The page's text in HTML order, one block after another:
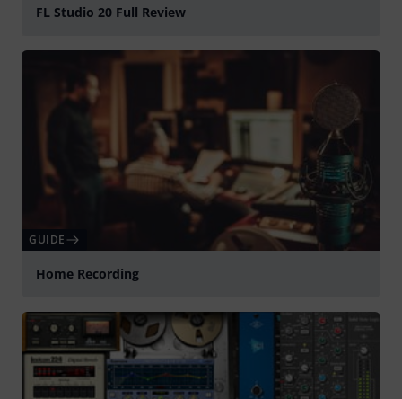
FL Studio 20 Full Review
GUIDE
Home Recording